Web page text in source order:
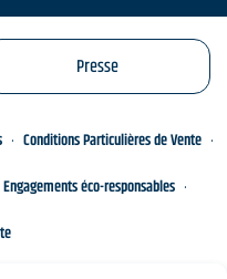
Presse
Conditions Particulières de Vente
Engagements éco-responsables